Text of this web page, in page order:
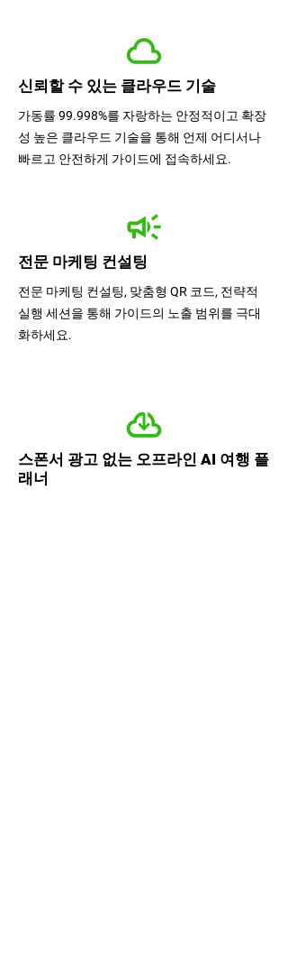
신뢰할 수 있는 클라우드 기술
가동률 99.998%를 자랑하는 안정적이고 확장
성 높은 클라우드 기술을 통해 언제 어디서나
빠르고 안전하게 가이드에 접속하세요.
전문 마케팅 컨설팅
전문 마케팅 컨설팅, 맞춤형 QR 코드, 전략적
실행 세션을 통해 가이드의 노출 범위를 극대
화하세요.
스폰서 광고 없는 오프라인 AI 여행 플
래너